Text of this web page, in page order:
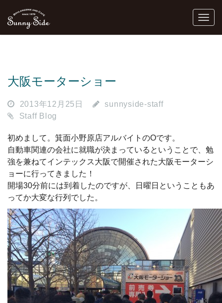
大阪モーターショー
2013年12月25日
sunnyside-staff
Staff Blog
初めまして。箕面小野原店アルバイトのOです。
自動車関連の会社に就職が決まっているということで、勉
強を兼ねてインテックス大阪で開催された大阪モーターシ
ョーに行ってきました！
開場30分前には到着したのですが、日曜日ということもあ
ってか大変な行列でした。